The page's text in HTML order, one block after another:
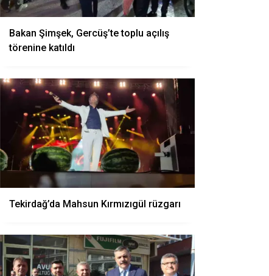
Bakan Şimşek, Gercüş’te toplu açılış
törenine katıldı
Tekirdağ’da Mahsun Kırmızıgül rüzgarı